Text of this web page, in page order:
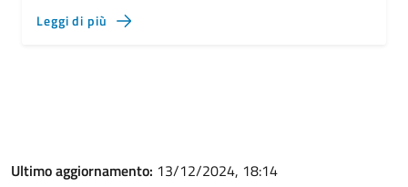
Leggi di più
Ultimo aggiornamento: 13/12/2024, 18:14